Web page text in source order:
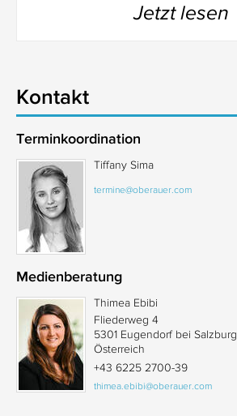
Jetzt lesen
Kontakt
Terminkoordination
Tiffany Sima
termine@oberauer.com
Medienberatung
Thimea Ebibi
Fliederweg 4
5301 Eugendorf bei Salzburg
Österreich
+43 6225 2700-39
thimea.ebibi@oberauer.com